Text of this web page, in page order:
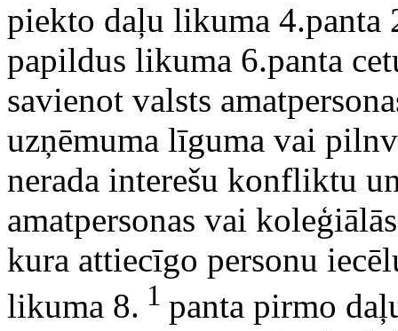
piekto daļu likuma 4.panta
papildus likuma 6.panta
savienot valsts
uzņēmuma līguma vai
nerada interešu konfliktu
amatpersonas vai
kura attiecīgo personu
likuma 8. 1 panta pirmo